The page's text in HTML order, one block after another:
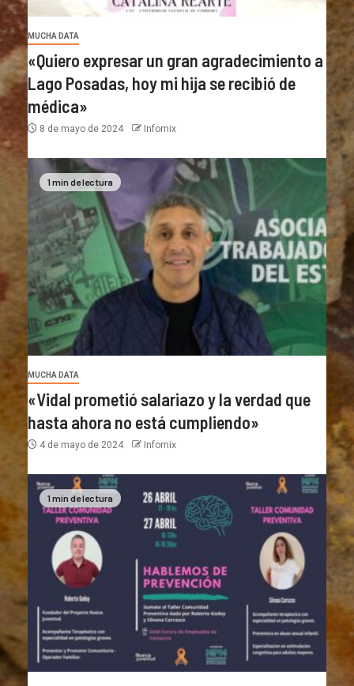
MUCHA DATA
«Quiero expresar un gran agradecimiento a
Lago Posadas, hoy mi hija se recibió de
médica»
8 de mayo de 2024 Infomix
1 min de lectura
MUCHA DATA
«Vidal prometió salariazo y la verdad que
hasta ahora no está cumpliendo»
4 de mayo de 2024 Infomix
1 min de lectura